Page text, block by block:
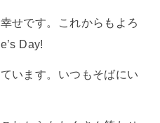
せです。これからもよろ
Day!
います。いつもそばにい